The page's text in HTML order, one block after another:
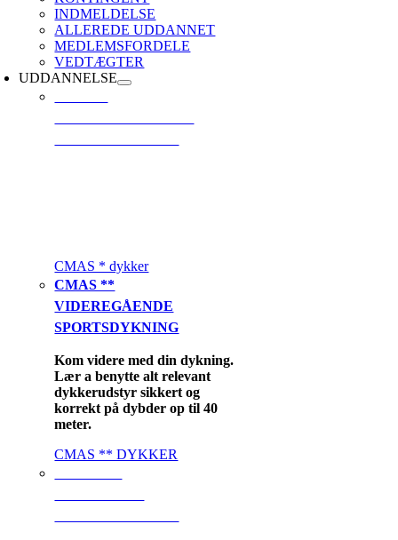
INDMELDELSE
ALLEREDE UDDANNET
MEDLEMSFORDELE
VEDTÆGTER
UDDANNELSE
CMAS * dykker
CMAS **
VIDEREGÅENDE
SPORTSDYKNING
Kom videre med din dykning.
Lær a benytte alt relevant
dykkerudstyr sikkert og
korrekt på dybder op til 40
meter.
CMAS ** DYKKER